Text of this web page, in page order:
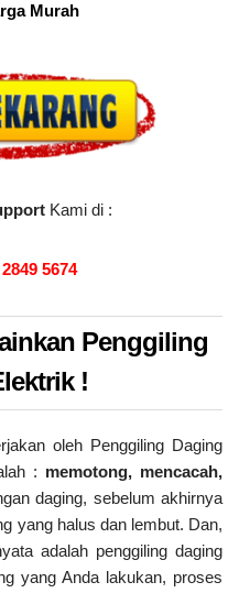
Murah
Kami di :
5674
Penggiling
!
oleh Penggiling Daging
: memotong, mencacah,
daging, sebelum akhirnya
yang halus dan lembut. Dan,
adalah penggiling daging
yang Anda lakukan, proses